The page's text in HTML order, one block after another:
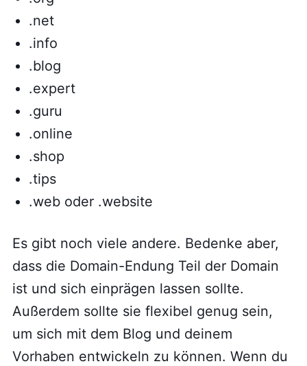
.net
.info
.blog
.expert
.guru
.online
.shop
.tips
.web oder .website
Es gibt noch viele andere. Bedenke aber,
dass die Domain-Endung Teil der Domain
ist und sich einprägen lassen sollte.
Außerdem sollte sie flexibel genug sein,
um sich mit dem Blog und deinem
Vorhaben entwickeln zu können. Wenn du